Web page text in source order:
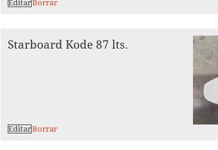
EditarBorrar
Starboard Kode 87 lts.
EditarBorrar